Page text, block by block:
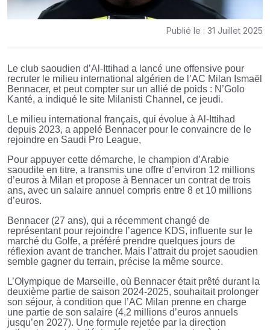
Publié le : 31 Juillet 2025
Le club saoudien d’Al-Ittihad a lancé une offensive pour
recruter le milieu international algérien de l’AC Milan Ismaël
Bennacer, et peut compter sur un allié de poids : N’Golo
Kanté, a indiqué le site Milanisti Channel, ce jeudi.
Le milieu international français, qui évolue à Al-Ittihad
depuis 2023, a appelé Bennacer pour le convaincre de le
rejoindre en Saudi Pro League,
Pour appuyer cette démarche, le champion d’Arabie
saoudite en titre, a transmis une offre d’environ 12 millions
d’euros à Milan et propose à Bennacer un contrat de trois
ans, avec un salaire annuel compris entre 8 et 10 millions
d’euros.
Bennacer (27 ans), qui a récemment changé de
représentant pour rejoindre l’agence KDS, influente sur le
marché du Golfe, a préféré prendre quelques jours de
réflexion avant de trancher. Mais l’attrait du projet saoudien
semble gagner du terrain, précise la même source.
L’Olympique de Marseille, où Bennacer était prêté durant la
deuxième partie de saison 2024-2025, souhaitait prolonger
son séjour, à condition que l’AC Milan prenne en charge
une partie de son salaire (4,2 millions d’euros annuels
jusqu’en 2027). Une formule rejetée par la direction